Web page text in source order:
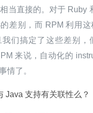
当直接的。对于 Ruby
差别，而 RPM 利用
们搞定了这些差别，
来说，自动化的
情了。
Java 支持有关联性么？